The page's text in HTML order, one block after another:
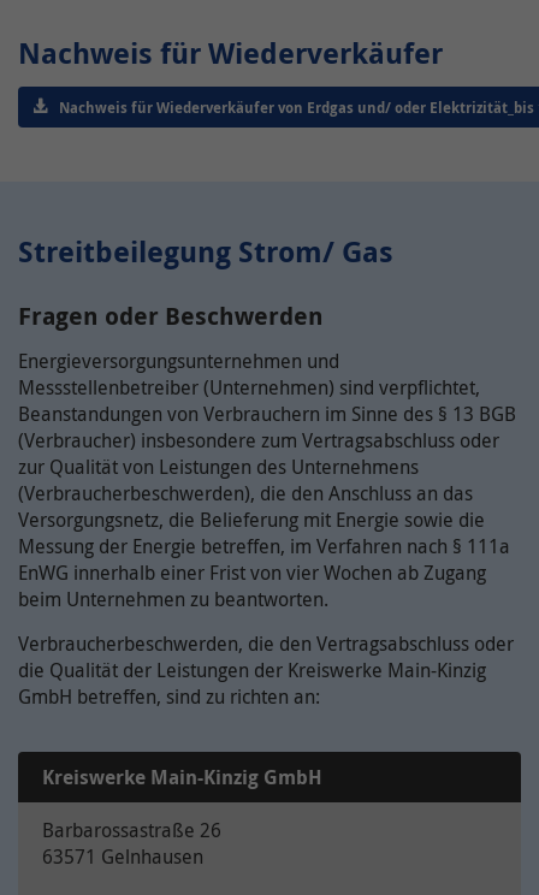
Nachweis für Wiederverkäufer
Nachweis für Wiederverkäufer von Erdgas und/ oder Elektrizität_bis
Streitbeilegung Strom/ Gas
Fragen oder Beschwerden
Energieversorgungsunternehmen und
Messstellenbetreiber (Unternehmen) sind verpflichtet,
Beanstandungen von Verbrauchern im Sinne des § 13 BGB
(Verbraucher) insbesondere zum Vertragsabschluss oder
zur Qualität von Leistungen des Unternehmens
(Verbraucherbeschwerden), die den Anschluss an das
Versorgungsnetz, die Belieferung mit Energie sowie die
Messung der Energie betreffen, im Verfahren nach § 111a
EnWG innerhalb einer Frist von vier Wochen ab Zugang
beim Unternehmen zu beantworten.
Verbraucherbeschwerden, die den Vertragsabschluss oder
die Qualität der Leistungen der Kreiswerke Main-Kinzig
GmbH betreffen, sind zu richten an:
Kreiswerke Main-Kinzig GmbH
Barbarossastraße 26
63571 Gelnhausen